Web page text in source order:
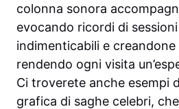
colonna sonora
evocando ricordi di
indimenticabili e creandone
rendendo ogni visita
Ci troverete anche esempi
grafica di saghe celebri,